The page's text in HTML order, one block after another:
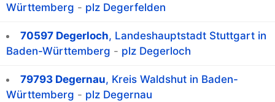
Württemberg - plz Degerfelden
70597 Degerloch, Landeshauptstadt Stuttgart in
Baden-Württemberg - plz Degerloch
79793 Degernau, Kreis Waldshut in Baden-
Württemberg - plz Degernau